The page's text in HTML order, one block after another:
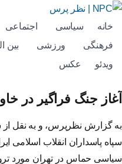
خانه سیاسی اجتماعی
فرهنگی
ورزشی بین
ویدئو
عکس
آغاز جنگ فراگیر در
به گزارش نظرپرس، و به نقل از
سپاه پاسداران انقلاب اسلامی
سیاسی حماس در تهران مورد